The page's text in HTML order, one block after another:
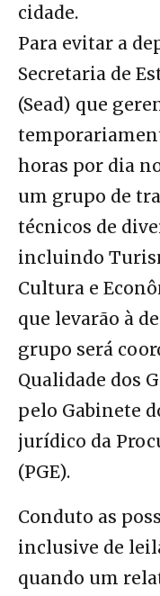
cidade.
Para evitar a
Secretaria de
(Sead) que
horas por dia
um grupo de
técnicos de
incluindo
Cultura e
que levarão à
grupo será
Qualidade dos
pelo Gabinete
jurídico da
(PGE).
Conduto as
inclusive de
quando um